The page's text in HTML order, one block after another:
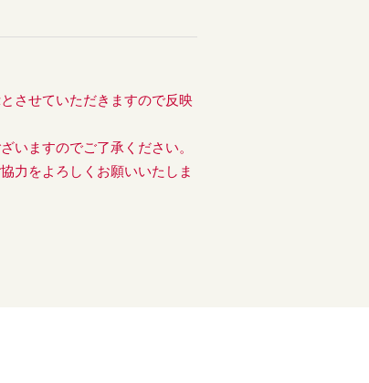
させていただきますので反映
いますのでご了承ください。
力をよろしくお願いいたしま